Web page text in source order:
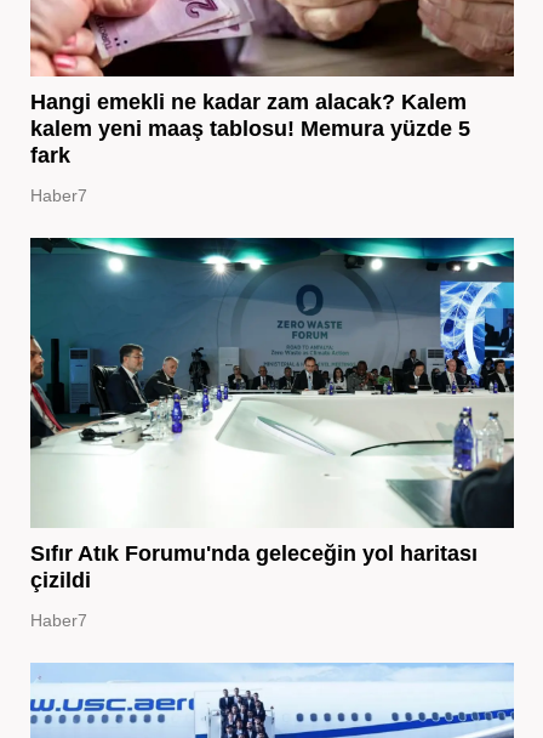
Hangi emekli ne kadar zam alacak? Kalem
kalem yeni maaş tablosu! Memura yüzde 5
fark
Haber7
Sıfır Atık Forumu'nda geleceğin yol haritası
çizildi
Haber7